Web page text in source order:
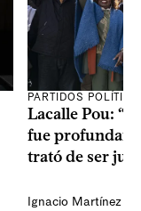
PARTIDOS
Lacalle Pou:
fue
trató de ser
Ignacio Martínez